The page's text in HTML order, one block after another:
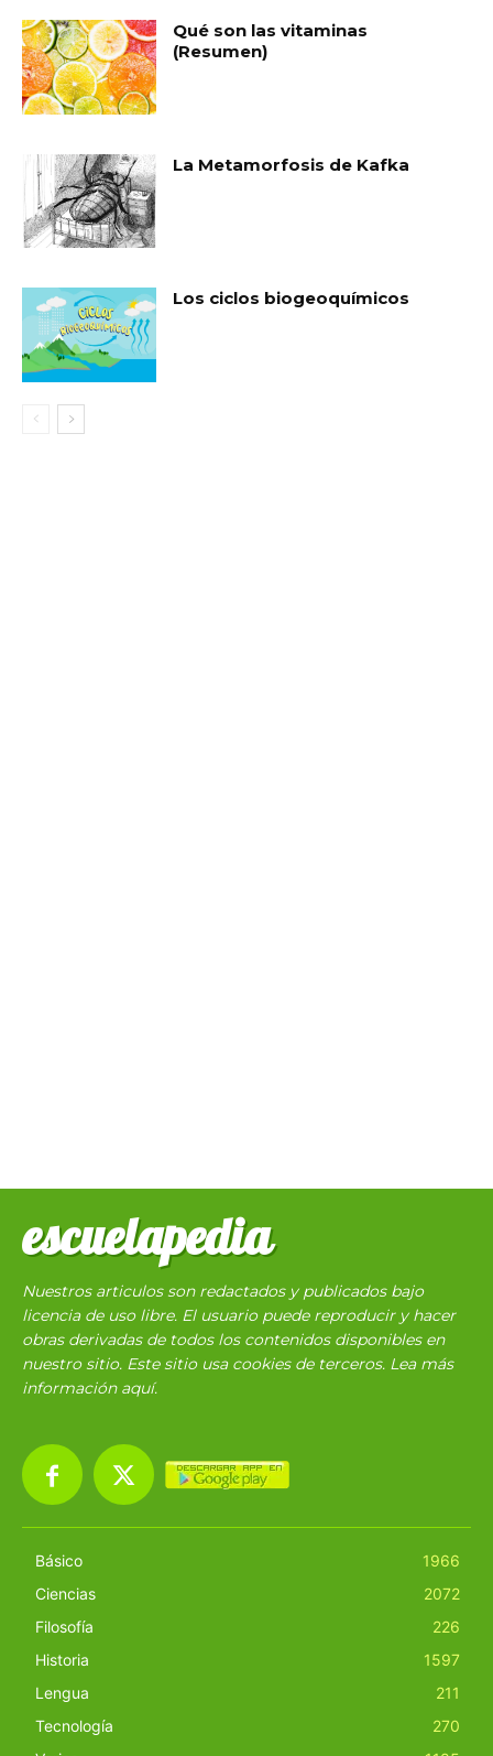
Qué son las vitaminas
(Resumen)
La Metamorfosis de Kafka
Los ciclos biogeoquímicos
escuelapedia
Nuestros articulos son redactados y publicados bajo
licencia de uso libre. El usuario puede reproducir y hacer
obras derivadas de todos los contenidos disponibles en
nuestro sitio. Este sitio usa cookies de terceros. Lea más
información aquí.
Básico
1966
Ciencias
2072
Filosofía
226
Historia
1597
Lengua
211
Tecnología
270